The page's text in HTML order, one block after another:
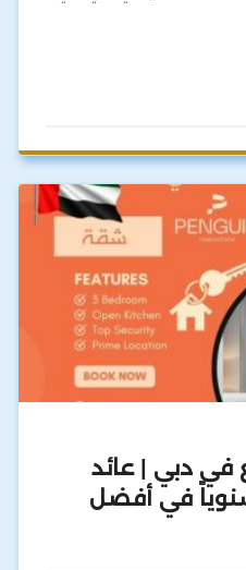
في دبي | عائد
حتى 8% سنوياً في أفضل